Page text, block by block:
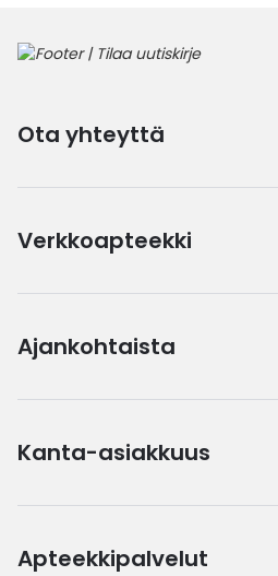
Ota yhteyttä
Verkkoapteekki
Ajankohtaista
Kanta-asiakkuus
Apteekkipalvelut